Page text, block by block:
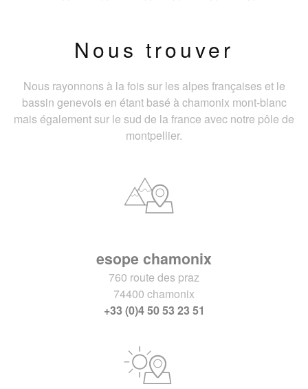
Nous trouver
Nous rayonnons à la fois sur les alpes françaises et le
bassin genevois en étant basé à chamonix mont-blanc
mais également sur le sud de la france avec notre pôle de
montpellier.
esope chamonix
760 route des praz
74400 chamonix
+33 (0)4 50 53 23 51